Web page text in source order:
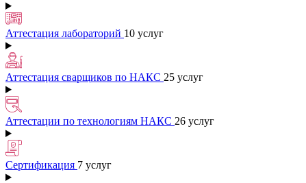
Аттестация лабораторий 10 услуг
Аттестация сварщиков по НАКС 25 услуг
Аттестации по технологиям НАКС 26 услуг
Сертификация 7 услуг